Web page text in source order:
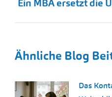
Ein MBA ersetzt die
Ähnliche Blog
Das